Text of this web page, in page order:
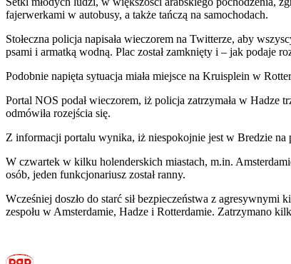
fajerwerkami w autobusy, a także tańczą na samochodach.
Stołeczna policja napisała wieczorem na Twitterze, aby
psami i armatką wodną. Plac został zamknięty i – jak podaje
Podobnie napięta sytuacja miała miejsce na Kruisplein w
Portal NOS podał wieczorem, iż policja zatrzymała w Hadze
odmówiła rozejścia się.
Z informacji portalu wynika, iż niespokojnie jest w Bredzie
W czwartek w kilku holenderskich miastach, m.in.
osób, jeden funkcjonariusz został ranny.
Wcześniej doszło do starć sił bezpieczeństwa z
zespołu w Amsterdamie, Hadze i Rotterdamie. Zatrzymano